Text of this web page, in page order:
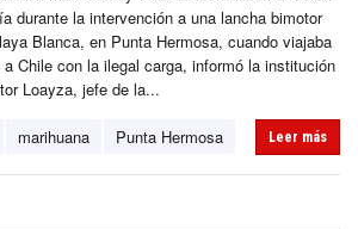
durante la intervención a una lancha bimotor
Blanca, en Punta Hermosa, cuando viajaba
Chile con la ilegal carga, informó la institución
Loayza, jefe de la...
marihuana Punta Hermosa Leer más